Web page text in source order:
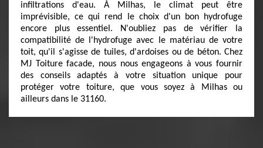
infiltrations d'eau. À Milhas, le climat peut être
imprévisible, ce qui rend le choix d'un bon hydrofuge
encore plus essentiel. N'oubliez pas de vérifier la
compatibilité de l'hydrofuge avec le matériau de votre
toit, qu'il s'agisse de tuiles, d'ardoises ou de béton. Chez
MJ Toiture facade, nous nous engageons à vous fournir
des conseils adaptés à votre situation unique pour
protéger votre toiture, que vous soyez à Milhas ou
ailleurs dans le 31160.